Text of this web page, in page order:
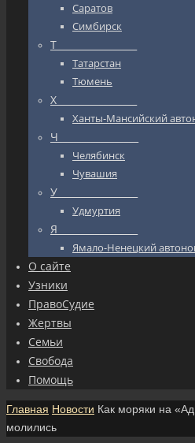
Саратов
Симбирск
Т_________________
Татарстан
Тюмень
Х_________________
Ханты-Мансийский
Ч_________________
Челябинск
Чувашия
У_________________
Удмуртия
Я_________________
Ямало-Ненецкий
О сайте
Узники
ПравоСудие
Жертвы
Семьи
Свобода
Помощь
Главная Новости Как моряки на
молились